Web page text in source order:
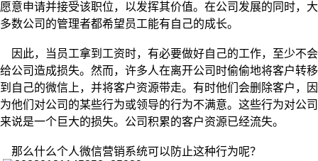
愿意申请并接受该职位，以发挥其价值。在公司发展的同时，大
多数公司的管理者都希望员工能有自己的成长。
因此，当员工拿到工资时，有必要做好自己的工作，至少不会
给公司造成损失。然而，许多人在离开公司时偷偷地将客户转移
到自己的微信上，并将客户资源带走。有时他们会删除客户，因
为他们对公司的某些行为或领导的行为不满意。这些行为对公司
来说是一个巨大的损失。公司积累的客户资源已经流失。
那么什么个人微信营销系统可以防止这种行为呢？